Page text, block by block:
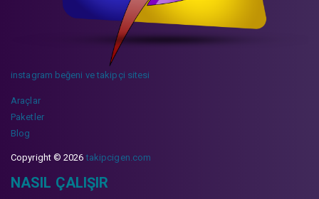
instagram beğeni ve takipçi sitesi
Araçlar
Paketler
Blog
Copyright © 2026takipcigen.com
NASIL ÇALIŞIR